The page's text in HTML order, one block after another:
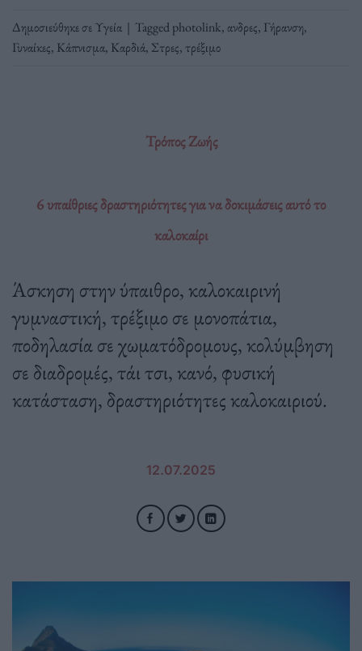
Δημοσιεύθηκε σεΥγεία | Taggedphotolink,ανδρες, Γήρανση,
Γυναίκες, Κάπνισμα, Καρδιά, Στρες,τρέξιμο
Τρόπος Ζωής
6 υπαίθριες δραστηριότητες για να δοκιμάσεις αυτό το
καλοκαίρι
Άσκηση στην ύπαιθρο, καλοκαιρινή
γυμναστική, τρέξιμο σε μονοπάτια,
ποδηλασία σε χωματόδρομους, κολύμβηση
σε διαδρομές, τάι τσι, κανό, φυσική
κατάσταση, δραστηριότητες καλοκαιριού.
12.07.2025